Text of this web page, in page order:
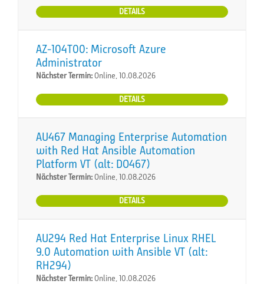
DETAILS
AZ-104T00: Microsoft Azure
Administrator
Nächster Termin:Online, 10.08.2026
DETAILS
AU467 Managing Enterprise Automation
with Red Hat Ansible Automation
Platform VT (alt: DO467)
Nächster Termin:Online, 10.08.2026
DETAILS
AU294 Red Hat Enterprise Linux RHEL
9.0 Automation with Ansible VT (alt:
RH294)
Nächster Termin:Online, 10.08.2026